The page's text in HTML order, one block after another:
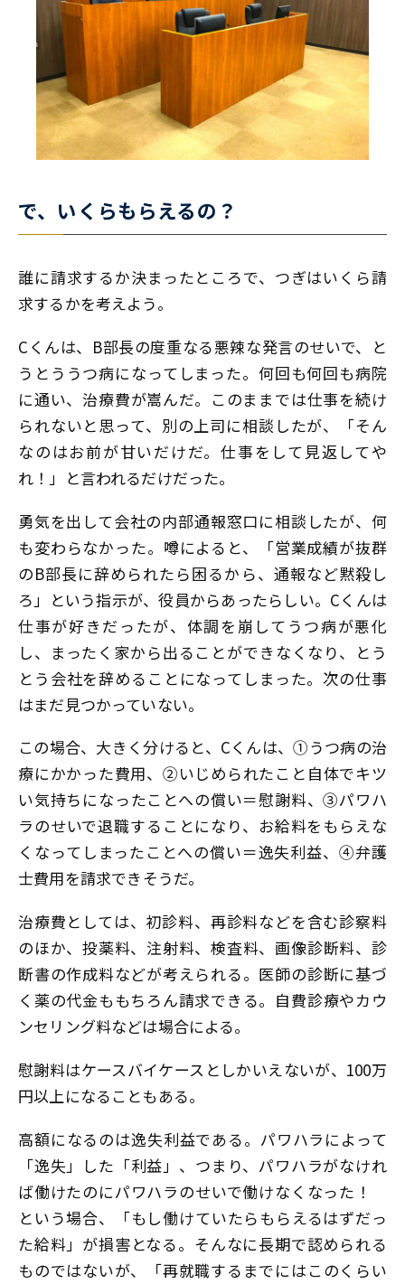
で、いくらもらえるの？
誰に請求するか決まったところで、つぎはいくら請
求するかを考えよう。
Cくんは、B部長の度重なる悪辣な発言のせいで、と
うとううつ病になってしまった。何回も何回も病院
に通い、治療費が嵩んだ。このままでは仕事を続け
られないと思って、別の上司に相談したが、「そん
なのはお前が甘いだけだ。仕事をして見返してや
れ！」と言われるだけだった。
勇気を出して会社の内部通報窓口に相談したが、何
も変わらなかった。噂によると、「営業成績が抜群
のB部長に辞められたら困るから、通報など黙殺し
ろ」という指示が、役員からあったらしい。Cくんは
仕事が好きだったが、体調を崩してうつ病が悪化
し、まったく家から出ることができなくなり、とう
とう会社を辞めることになってしまった。次の仕事
はまだ見つかっていない。
この場合、大きく分けると、Cくんは、①うつ病の治
療にかかった費用、②いじめられたこと自体でキツ
い気持ちになったことへの償い＝慰謝料、③パワハ
ラのせいで退職することになり、お給料をもらえな
くなってしまったことへの償い＝逸失利益、④弁護
士費用――を請求できそうだ。
治療費としては、初診料、再診料などを含む診察料
のほか、投薬料、注射料、検査料、画像診断料、診
断書の作成料などが考えられる。医師の診断に基づ
く薬の代金ももちろん請求できる。自費診療やカウ
ンセリング料などは場合による。
慰謝料はケースバイケースとしかいえないが、100万
円以上になることもある。
高額になるのは逸失利益である。パワハラによって
「逸失」した「利益」、つまり、パワハラがなけれ
ば働けたのにパワハラのせいで働けなくなった！
という場合、「もし働けていたらもらえるはずだっ
た給料」が損害となる。そんなに長期で認められる
ものではないが、「再就職するまでにはこのくらい